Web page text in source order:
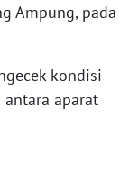
Ampung, pada
kondisi
aparat